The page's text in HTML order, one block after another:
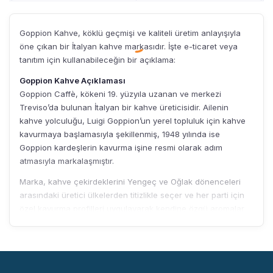
Goppion Kahve, köklü geçmişi ve kaliteli üretim anlayışıyla
öne çıkan bir İtalyan kahve markasıdır. İşte e-ticaret veya
tanıtım için kullanabileceğin bir açıklama:
Goppion Kahve Açıklaması
Goppion Caffè, kökeni 19. yüzyıla uzanan ve merkezi
Treviso’da bulunan İtalyan bir kahve üreticisidir. Ailenin
kahve yolculuğu, Luigi Goppion’un yerel topluluk için kahve
kavurmaya başlamasıyla şekillenmiş, 1948 yılında ise
Goppion kardeşlerin kavurma işine resmi olarak adım
atmasıyla markalaşmıştır.
Marka, kahve çekirdeklerini Yengeç ve Oğlak dönenceleri
arasındaki üretici ülkelerden titizlikle seçer ve her parti için